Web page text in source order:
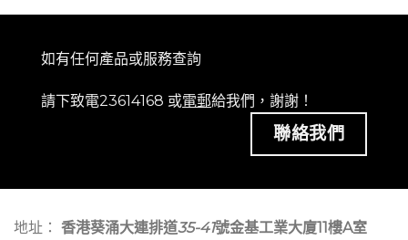
如有任何產品或服務查詢
請下致電23614168 或電郵給我們，謝謝！
聯絡我們
地址： 香港葵涌大連排道35-41號金基工業大廈11樓A室